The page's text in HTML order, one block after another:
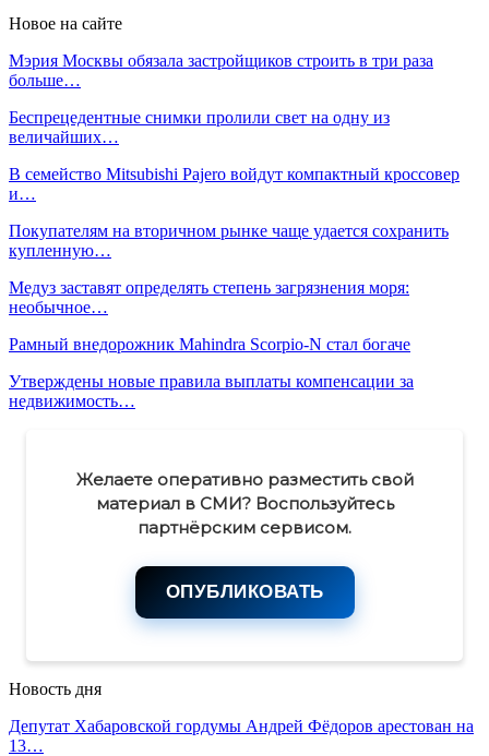
Новое на сайте
Мэрия Москвы обязала застройщиков строить в три раза
больше…
Беспрецедентные снимки пролили свет на одну из
величайших…
В семейство Mitsubishi Pajero войдут компактный кроссовер
и…
Покупателям на вторичном рынке чаще удается сохранить
купленную…
Медуз заставят определять степень загрязнения моря:
необычное…
Рамный внедорожник Mahindra Scorpio-N стал богаче
Утверждены новые правила выплаты компенсации за
недвижимость…
Желаете оперативно разместить свой
материал в СМИ? Воспользуйтесь
партнёрским сервисом.
ОПУБЛИКОВАТЬ
Новость дня
Депутат Хабаровской гордумы Андрей Фёдоров арестован на
13…